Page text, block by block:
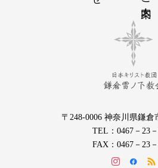
〒248-0006 神奈川県鎌倉
TEL：0467－23
FAX：0467－23